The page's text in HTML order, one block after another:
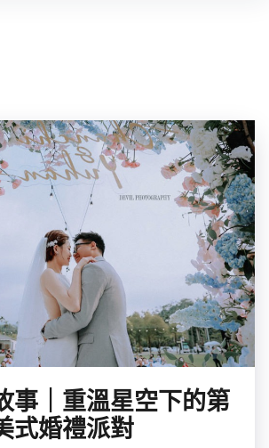
事｜重溫星空下的第
式婚禮派對